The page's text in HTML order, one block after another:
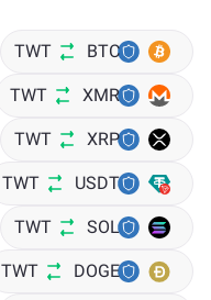
BTC
TWT
XMR
TWT
XRP
TWT
USDT
TWT
SOL
TWT
DOGE
TWT